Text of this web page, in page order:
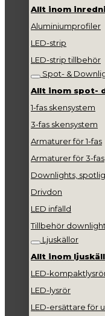
Allt inom
Aluminiumprofiler
LED-strip
LED-strip tillbehör
Spot- &
Allt inom spot-
1-fas skensystem
3-fas skensystem
Armaturer för 1-fas
Armaturer för 3-fas
Downlights,
Drivdon
LED infälld
Tillbehör
Ljuskällor
Allt inom
LED-
LED-lysrör
LED-ersättare för